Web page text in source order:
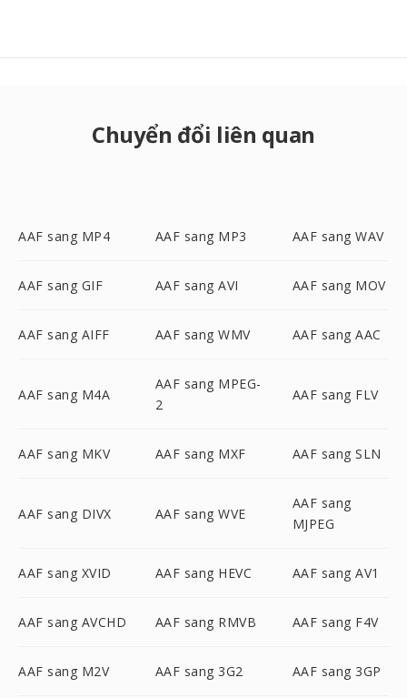
Chuyển đổi liên quan
AAF sang MP4 AAF sang MP3 AAF sang WAV
AAF sang GIF AAF sang AVI AAF sang MOV
AAF sang AIFF AAF sang WMV AAF sang AAC
AAF sang M4A
AAF sang MPEG-
2
AAF sang FLV
AAF sang MKV AAF sang MXF AAF sang SLN
AAF sang DIVX AAF sang WVE
AAF sang
MJPEG
AAF sang XVID AAF sang HEVC AAF sang AV1
AAF sang AVCHD AAF sang RMVB AAF sang F4V
AAF sang M2V AAF sang 3G2 AAF sang 3GP